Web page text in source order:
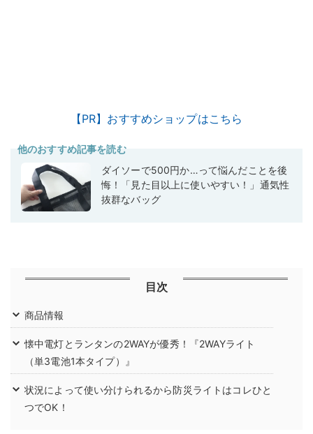
【PR】おすすめショップはこちら
他のおすすめ記事を読む
ダイソーで500円か…って悩んだことを後
悔！「見た目以上に使いやすい！」通気性
抜群なバッグ
目次
商品情報
懐中電灯とランタンの2WAYが優秀！『2WAYライト
（単3電池1本タイプ）』
状況によって使い分けられるから防災ライトはコレひと
つでOK！